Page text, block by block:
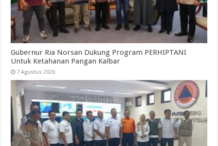
Gubernur Ria Norsan Dukung Program PERHIPTANI
Untuk Ketahanan Pangan Kalbar
7 Agustus 2026